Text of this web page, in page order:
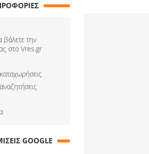
βάλετε την
στο Vres.gr
GOOGLE